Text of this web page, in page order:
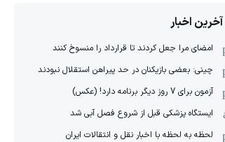
آخرین اخبار
امضای مرا جعل کردند تا قرارداد را منسوخ کنند
چینی: بعضی بازیکنان در حد پیراهن استقلال نبودند
آزمون برای 7 روز دیگر برنامه دارد! (عکس)
ایستگاه پزشکی قبل از شروع فصل آبی شد
لحظه به لحظه با اخبار نقل و انتقالات ایران